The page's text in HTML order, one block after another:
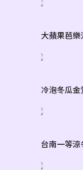
大蘋果芭樂
冷泡冬瓜金
台南一等